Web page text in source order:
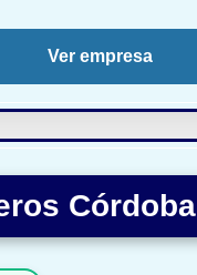
Ver empresa
Córdoba